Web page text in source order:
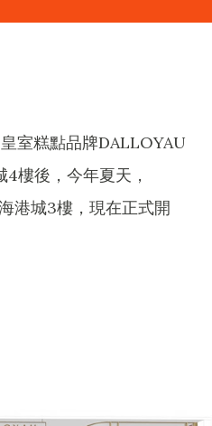
室糕點品牌DALLOYAU
樓後，今年夏天，
港城3樓，現在正式開